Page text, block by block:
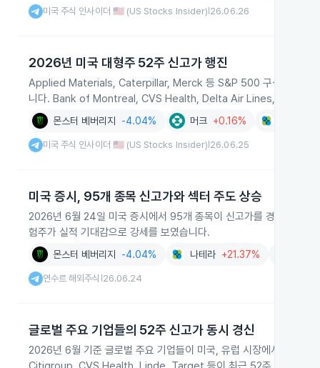
미국 주식 인사이더 🇺🇸 (US Stocks Insider) 26.06.26
2026년 미국 대형주 52주 신고가 행진
Applied Materials, Caterpillar, Merck 등 S&P 500 구성 종목을 포
니다. Bank of Montreal, CVS Health, Delta Air Lines, GE
몬스터 베버리지 -4.04% 머크 +0.16%
미국 주식 인사이더 🇺🇸 (US Stocks Insider) 26.06.25
미국 증시, 95개 종목 신고가와 섹터 주도 상승
2026년 6월 24일 미국 증시에서 95개 종목이 신고가를 경신하며 헬
험주가 실적 기대감으로 강세를 보였습니다.
몬스터 베버리지 -4.04% 나테라 +21.37%
연수르 해외주식 26.06.24
글로벌 주요 기업들의 52주 신고가 동시 경신
2026년 6월 기준 글로벌 주요 기업들이 미국, 유럽 시장에서 동시